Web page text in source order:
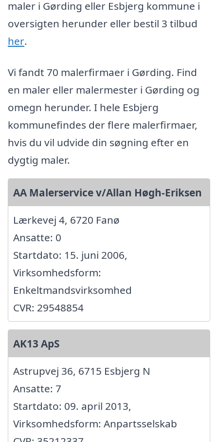
maler i Gørding eller Esbjerg kommune i
oversigten herunder eller bestil 3 tilbud
her.
Vi fandt 70 malerfirmaer i Gørding. Find
en maler eller malermester i Gørding og
omegn herunder. I hele Esbjerg
kommunefindes der flere malerfirmaer,
hvis du vil udvide din søgning efter en
dygtig maler.
AA Malerservice v/Allan Høgh-Eriksen
Lærkevej 4, 6720 Fanø
Ansatte: 0
Startdato: 15. juni 2006,
Virksomhedsform:
Enkeltmandsvirksomhed
CVR: 29548854
AK13 ApS
Astrupvej 36, 6715 Esbjerg N
Ansatte: 7
Startdato: 09. april 2013,
Virksomhedsform: Anpartsselskab